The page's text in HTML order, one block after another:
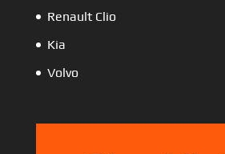
Renault Clio
Kia
Volvo